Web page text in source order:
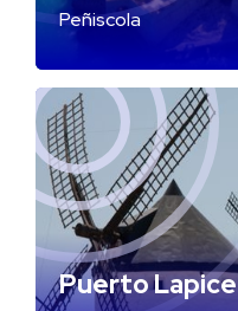
Peñiscola
Puerto Lapice